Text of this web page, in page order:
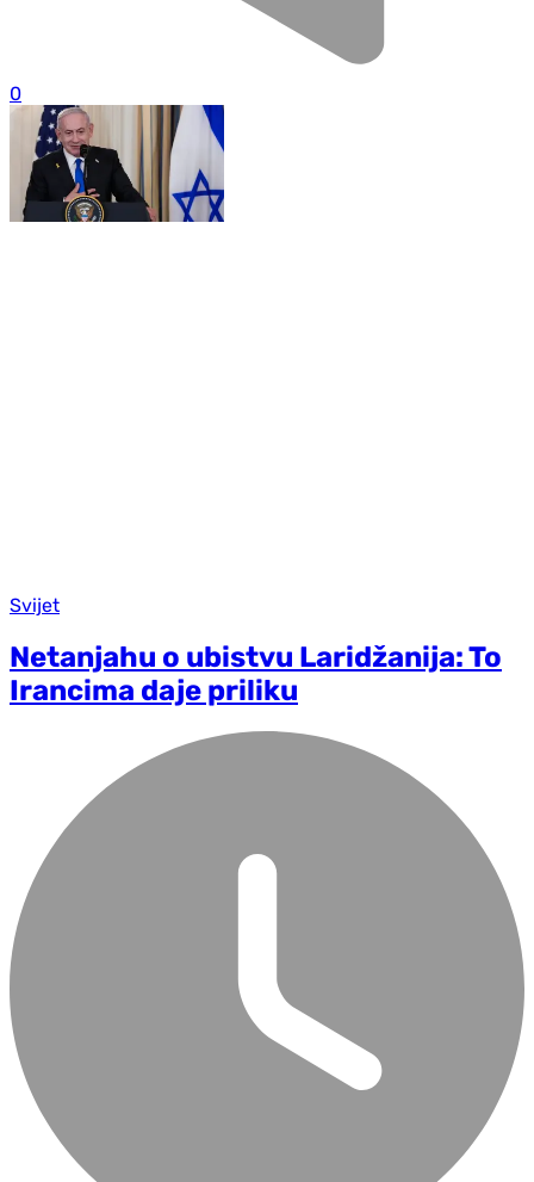
0
Svijet
Netanjahu o ubistvu Laridžanija: To
Irancima daje priliku